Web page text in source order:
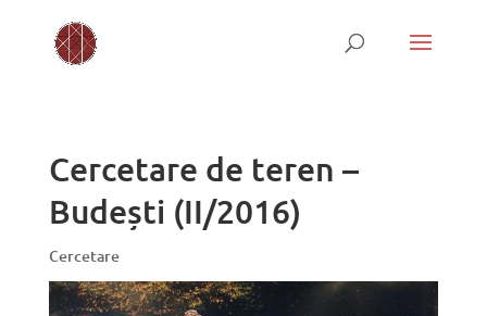
Cercetare de teren –
Budești (II/2016)
Cercetare